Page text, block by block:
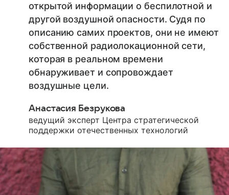
открытой информации о беспилотной и
другой воздушной опасности. Судя по
описанию самих проектов, они не имеют
собственной радиолокационной сети,
которая в реальном времени
обнаруживает и сопровождает
воздушные цели.
Анастасия Безрукова
ведущий эксперт Центра стратегической
поддержки отечественных технологий